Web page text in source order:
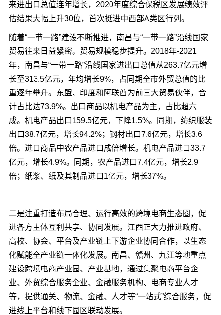
来进出口总值连年增长，2020年度综合保税区发展绩效评
估结果大幅上升30位，首次挺进中西部A类区行列。
随着“一带一路”建设不断推进，南昌与“一带一路”沿线国家
贸易往来日益紧密。贸易规模稳步提升。2018年-2021
年，南昌与“一带一路”沿线国家进出口总值从263.7亿元增
长至313.5亿元，年均增长9%，占同期全市外贸总值的比
重逐年攀升。东盟、印度和阿联酋为前三大贸易伙伴，合
计占比达73.9%。出口商品以机电产品为主，占比超六
成。机电产品出口159.5亿元，下降1.5%。同期，纺织服装
出口38.7亿元，增长94.2%；钢材出口7.6亿元，增长3.6
倍。进口商品中农产品进口成倍增长。机电产品进口33.7
亿元，增长4.9%。同期，农产品进口7.4亿元，增长2.9
倍；纸浆、纸及其制品进口1亿元，增长37%。
二是注重打造布局合理、运行高效的跨境电商生态圈，促
进各方主体互利共享、协同发展。江西正大力推进政府、
高校、协会、平台及产业链上下游企业协同合作，以生态
化赋能全产业链一体化发展。南昌、赣州、九江等地重点
建设跨境电商产业园、产业基地，通过集聚电商平台企
业、外贸综合服务企业、金融服务机构、电商专业人才
等，提供通关、物流、金融、人才等“一站式”综合服务，促
进线上平台和线下园区联动发展。